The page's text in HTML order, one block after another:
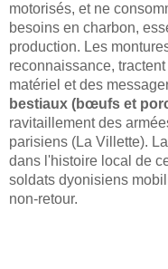
motorisés, et ne
besoins en charbon,
production. Les
reconnaissance,
matériel et des
bestiaux (bœufs et
ravitaillement des
parisiens (La Villette).
dans l'histoire local de
soldats dyonisiens
non-retour.